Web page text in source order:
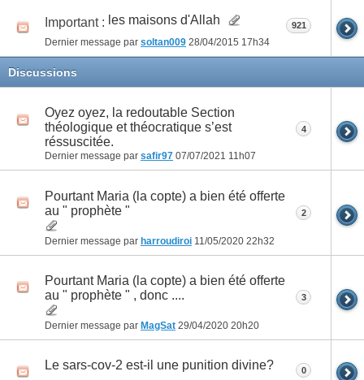
Important : les maisons d'Allah
Dernier message par soltan009 28/04/2015 17h34
921
Discussions
Oyez oyez, la redoutable Section
théologique et théocratique s’est
réssuscitée.
Dernier message par safir97 07/07/2021 11h07
4
Pourtant Maria (la copte) a bien été offerte
au " prophète "
Dernier message par harroudiroi 11/05/2020 22h32
2
Pourtant Maria (la copte) a bien été offerte
au " prophète " , donc ....
Dernier message par MagSat 29/04/2020 20h20
3
Le sars-cov-2 est-il une punition divine? 0